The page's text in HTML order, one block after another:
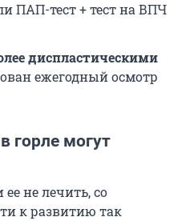
ПАП-тест + тест на ВПЧ
диспластическими
ежегодный осмотр
горле могут
не лечить, со
к развитию так